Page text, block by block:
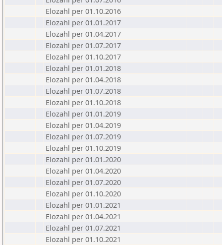
Elozahl per 01.10.2016
Elozahl per 01.01.2017
Elozahl per 01.04.2017
Elozahl per 01.07.2017
Elozahl per 01.10.2017
Elozahl per 01.01.2018
Elozahl per 01.04.2018
Elozahl per 01.07.2018
Elozahl per 01.10.2018
Elozahl per 01.01.2019
Elozahl per 01.04.2019
Elozahl per 01.07.2019
Elozahl per 01.10.2019
Elozahl per 01.01.2020
Elozahl per 01.04.2020
Elozahl per 01.07.2020
Elozahl per 01.10.2020
Elozahl per 01.01.2021
Elozahl per 01.04.2021
Elozahl per 01.07.2021
Elozahl per 01.10.2021